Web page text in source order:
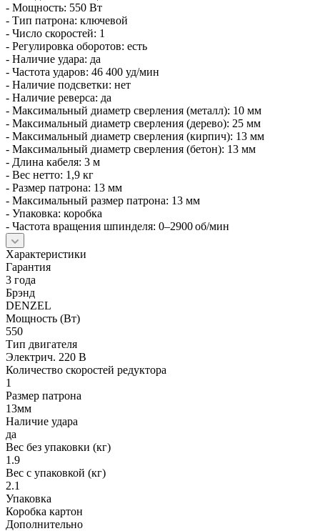
- Мощность: 550 Вт
- Тип патрона: ключевой
- Число скоростей: 1
- Регулировка оборотов: есть
- Наличие удара: да
- Частота ударов: 46 400 уд/мин
- Наличие подсветки: нет
- Наличие реверса: да
- Максимальный диаметр сверления (металл): 10 мм
- Максимальный диаметр сверления (дерево): 25 мм
- Максимальный диаметр сверления (кирпич): 13 мм
- Максимальный диаметр сверления (бетон): 13 мм
- Длина кабеля: 3 м
- Вес нетто: 1,9 кг
- Размер патрона: 13 мм
- Максимальный размер патрона: 13 мм
- Упаковка: коробка
- Частота вращения шпинделя: 0–2900 об/мин
Характеристики
Гарантия
3 года
Брэнд
DENZEL
Мощность (Вт)
550
Тип двигателя
Электрич. 220 В
Количество скоростей редуктора
1
Размер патрона
13мм
Наличие удара
да
Вес без упаковки (кг)
1.9
Вес с упаковкой (кг)
2.1
Упаковка
Коробка картон
Дополнительно